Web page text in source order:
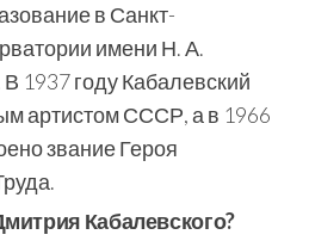
в Санкт-
имени Н. А.
1937 году Кабалевский
артистом СССР, а в 1966
звание Героя
Кабалевского?